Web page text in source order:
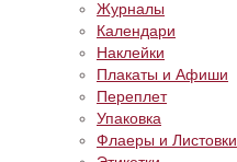
Журналы
Календари
Наклейки
Плакаты и Афиши
Переплет
Упаковка
Флаеры и Листовки